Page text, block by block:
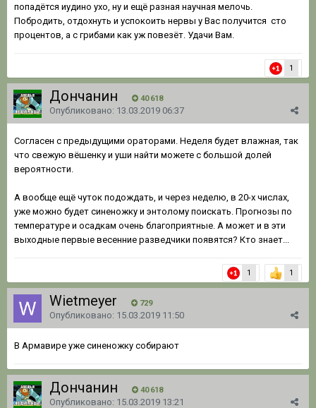
попадётся иудино ухо, ну и ещё разная научная мелочь.
Побродить, отдохнуть и успокоить нервы у Вас получится сто
процентов, а с грибами как уж повезёт. Удачи Вам.
1
Дончанин 40 618
Опубликовано: 13.03.2019 06:37
Согласен с предыдущими ораторами. Неделя будет влажная, так
что свежую вёшенку и уши найти можете с большой долей
вероятности.
А вообще ещё чуток подождать, и через неделю, в 20-х числах,
уже можно будет синеножку и энтолому поискать. Прогнозы по
температуре и осадкам очень благоприятные. А может и в эти
выходные первые весенние разведчики появятся? Кто знает...
1 1
Wietmeyer 729
Опубликовано: 15.03.2019 11:50
В Армавире уже синеножку собирают
Дончанин 40 618
Опубликовано: 15.03.2019 13:21